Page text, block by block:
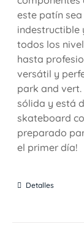
este patín
indestructible
todos los
hasta
versátil y
park and vert.
sólida y está
skateboard
preparado
el primer día!
Detalles